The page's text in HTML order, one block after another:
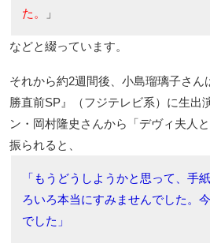
た。
」
などと綴っています。
それから約2週間後、小島瑠璃子さん
勝直前SP』（フジテレビ系）に生出
ン・岡村隆史さんから「デヴィ夫人
振られると、
「もうどうしようかと思って、手
ろいろ本当にすみませんでした。
でした」